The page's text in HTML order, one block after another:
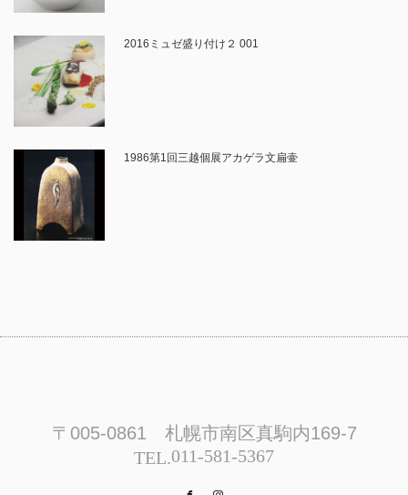
2016ミュゼ盛り付け２ 001
1986第1回三越個展アカゲラ文扁壷
〒005-0861 札幌市南区真駒内169-7
TEL.011-581-5367